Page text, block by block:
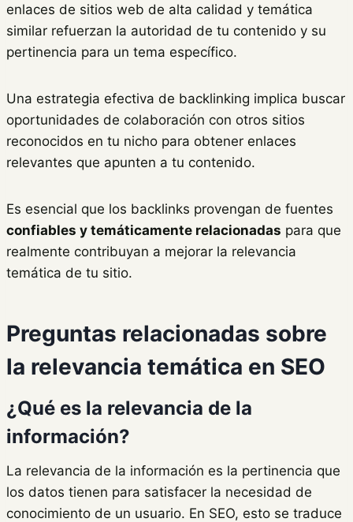
enlaces de sitios web de alta calidad y temática
similar refuerzan la autoridad de tu contenido y su
pertinencia para un tema específico.
Una estrategia efectiva de backlinking implica buscar
oportunidades de colaboración con otros sitios
reconocidos en tu nicho para obtener enlaces
relevantes que apunten a tu contenido.
Es esencial que los backlinks provengan de fuentes
confiables y temáticamente relacionadas para que
realmente contribuyan a mejorar la relevancia
temática de tu sitio.
Preguntas relacionadas sobre
la relevancia temática en SEO
¿Qué es la relevancia de la
información?
La relevancia de la información es la pertinencia que
los datos tienen para satisfacer la necesidad de
conocimiento de un usuario. En SEO, esto se traduce